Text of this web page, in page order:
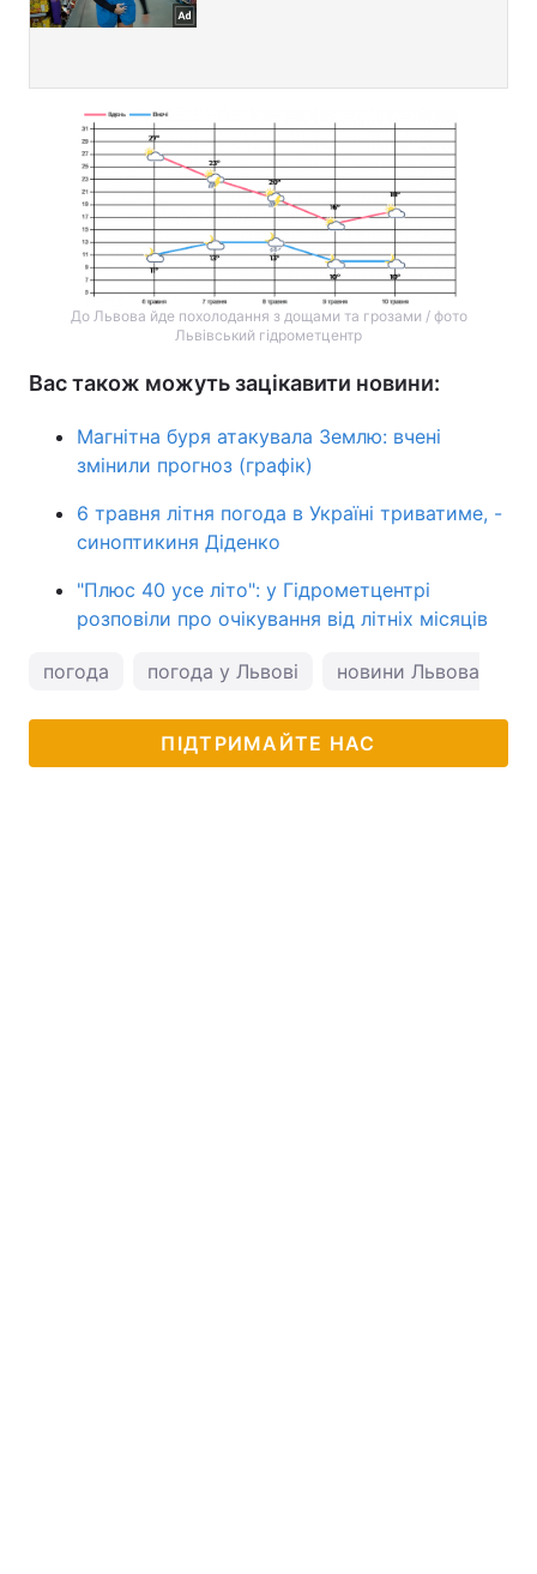
До Львова йде похолодання з дощами та грозами / фото
Львівський гідрометцентр
Вас також можуть зацікавити новини:
Магнітна буря атакувала Землю: вчені
змінили прогноз (графік)
6 травня літня погода в Україні триватиме, -
синоптикиня Діденко
"Плюс 40 усе літо": у Гідрометцентрі
розповіли про очікування від літніх місяців
погода погода у Львові новини Львова
ПІДТРИМАЙТЕ НАС